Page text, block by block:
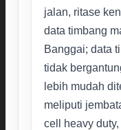
jalan, ritase
data timbang
Banggai; data
tidak
lebih mudah
meliputi
cell heavy